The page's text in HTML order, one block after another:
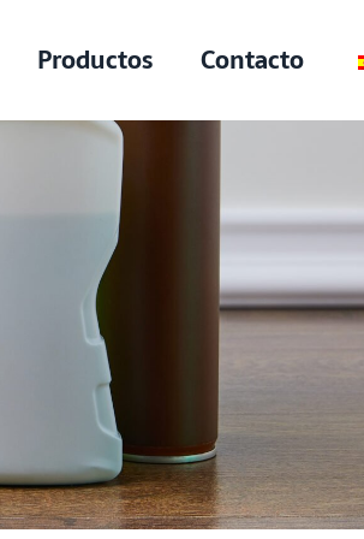
Productos Contacto